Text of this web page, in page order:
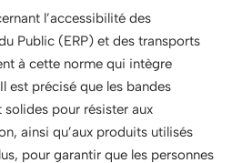
l’accessibilité des
Public (ERP) et des transports
à cette norme qui intègre
est précisé que les bandes
pour résister aux
ainsi qu’aux produits utilisés
pour garantir que les personnes